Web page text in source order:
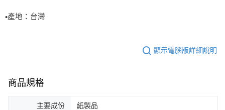
•產地：台灣
顯示電腦版詳細說明
商品規格
主要成份 紙製品